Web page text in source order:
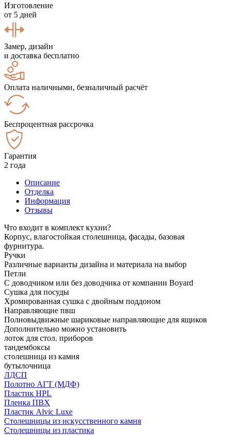
Изготовление
от 5 дней
Замер, дизайн
и доставка бесплатно
Оплата наличными, безналичный расчёт
Беспроцентная рассрочка
Гарантия
2 года
Описание
Отделка
Информация
Отзывы
Что входит в комплект кухни?
Корпус, влагостойкая столешница, фасады, базовая
фурнитура.
Ручки
Различные варианты дизайна и материала на выбор
Петли
С доводчиком или без доводчика от компании Boyard
Сушка для посуды
Хромированная сушка с двойным поддоном
Направляющие пвш
Полновыдвижные шариковые направляющие для ящиков
Дополнительно можно установить
лоток для стол. приборов
тандембоксы
столешница из камня
бутылочница
ЛДСП
Полотно АГТ (МДФ)
Пластик HPL
Пленка ПВХ
Пластик Alvic Luxe
Столешницы из искусственного камня
Столешницы из пластика